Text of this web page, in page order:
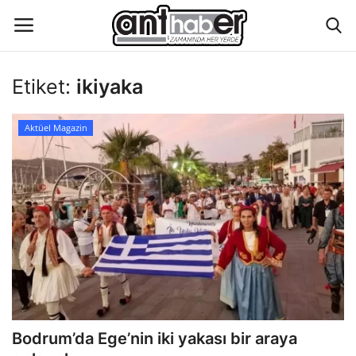
Eğitim
Aktüel Magazin
Hakkımızda
İletişim
Asayiş
Çevre
Etiket: ikiyaka
Aktüel Magazin
Bodrum’da Ege’nin iki yakası bir araya